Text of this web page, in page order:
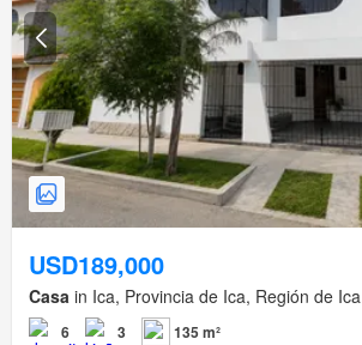
USD189,000
Casa in Ica, Provincia de Ica, Región de Ica
6 3 135 m²